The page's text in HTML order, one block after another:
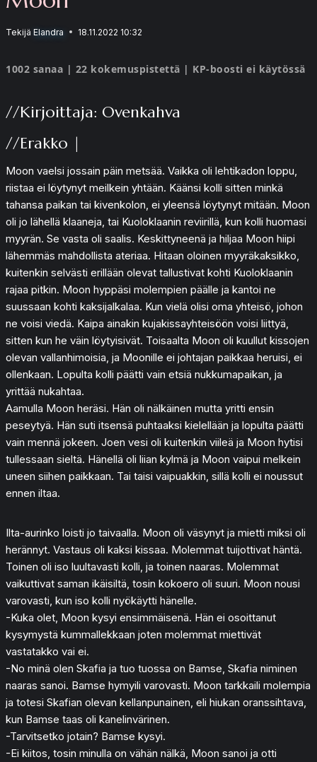
Tekijä Elandra 18.11.2022 10:32
1002 sanaa | 22 kokemuspistettä | KP-boosti ei käytössä
//Kirjoittaja: Ovenkahva
//Erakko |
Moon vaelsi jossain päin metsää. Vaikka oli lehtikadon loppu,
riistaa ei löytynyt meilkein yhtään. Käänsi kolli sitten minkä
tahansa paikan tai kivenkolon, ei yleensä löytynyt mitään. Moon
oli jo lähellä klaaneja, tai Kuoloklaanin reviirillä, kun kolli huomasi
myyrän. Se vasta oli saalis. Keskittyneenä ja hiljaa Moon hiipi
lähemmäs mahdollista ateriaa. Hitaan oloinen myyräkaksikko,
kuitenkin selvästi erillään olevat tallustivat kohti Kuoloklaanin
rajaa pitkin. Moon hyppäsi molempien päälle ja kantoi ne
suussaan kohti kaksijalkalaa. Kun vielä olisi oma yhteisö, johon
ne voisi viedä. Kaipa ainakin kujakissayhteisöön voisi liittyä,
sitten kun he väin löytyisivät. Toisaalta Moon oli kuullut kissojen
olevan vallanhimoisia, ja Moonille ei johtajan paikkaa heruisi, ei
ollenkaan. Lopulta kolli päätti vain etsiä nukkumapaikan, ja
yrittää nukahtaa.
Aamulla Moon heräsi. Hän oli nälkäinen mutta yritti ensin
peseytyä. Hän suti itsensä puhtaaksi kielellään ja lopulta päätti
vain mennä jokeen. Joen vesi oli kuitenkin viileä ja Moon hytisi
tullessaan sieltä. Hänellä oli liian kylmä ja Moon vaipui melkein
uneen siihen paikkaan. Tai taisi vaipuakkin, sillä kolli ei noussut
ennen iltaa.
Ilta-aurinko loisti jo taivaalla. Moon oli väsynyt ja mietti miksi oli
herännyt. Vastaus oli kaksi kissaa. Molemmat tuijottivat häntä.
Toinen oli iso luultavasti kolli, ja toinen naaras. Molemmat
vaikuttivat saman ikäisiltä, tosin kokoero oli suuri. Moon nousi
varovasti, kun iso kolli nyökäytti hänelle.
-Kuka olet, Moon kysyi ensimmäisenä. Hän ei osoittanut
kysymystä kummallekkaan joten molemmat miettivät
vastatakko vai ei.
-No minä olen Skafia ja tuo tuossa on Bamse, Skafia niminen
naaras sanoi. Bamse hymyili varovasti. Moon tarkkaili molempia
ja totesi Skafian olevan kellanpunainen, eli hiukan oranssihtava,
kun Bamse taas oli kanelinvärinen.
-Tarvitsetko jotain? Bamse kysyi.
-Ei kiitos, tosin minulla on vähän nälkä, Moon sanoi ja otti